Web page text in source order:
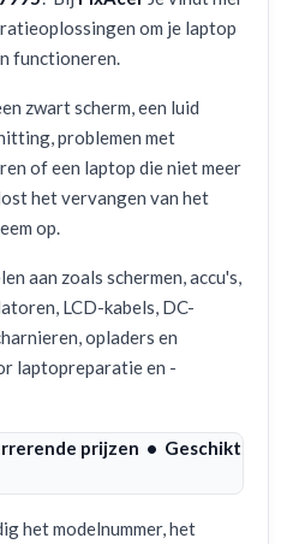
om je laptop
functioneren.
zwart scherm, een luid
problemen met
of een laptop die niet meer
het vervangen van het
op.
aan zoals schermen, accu's,
LCD-kabels, DC-
opladers en
laptopreparatie en -
prijzen • Geschikt
het modelnummer, het